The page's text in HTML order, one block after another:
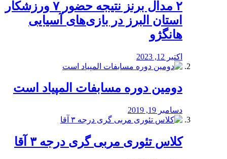
۲ مدال برنز نتیجه حضور ۷ ورزشکار
استان البرز در بازی‌های آسیایی
هانگژو
اکتبر 12, 2023
دومین دوره مسابفات المپیاد است
دسامبر 19, 2019
کلاس تئوری مربی گری درجه ۳ آقا